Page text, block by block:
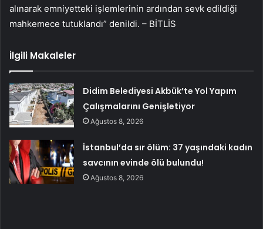
alınarak emniyetteki işlemlerinin ardından sevk edildiği
mahkemece tutuklandı” denildi. – BİTLİS
İlgili Makaleler
Didim Belediyesi Akbük’te Yol Yapım
Çalışmalarını Genişletiyor
Ağustos 8, 2026
İstanbul’da sır ölüm: 37 yaşındaki kadın
savcının evinde ölü bulundu!
Ağustos 8, 2026